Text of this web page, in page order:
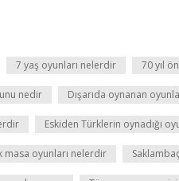
7 yaş oyunları nelerdir 70 yıl
nedir Dışarıda oynanan
Eskiden Türklerin oynadığı
masa oyunları nelerdir